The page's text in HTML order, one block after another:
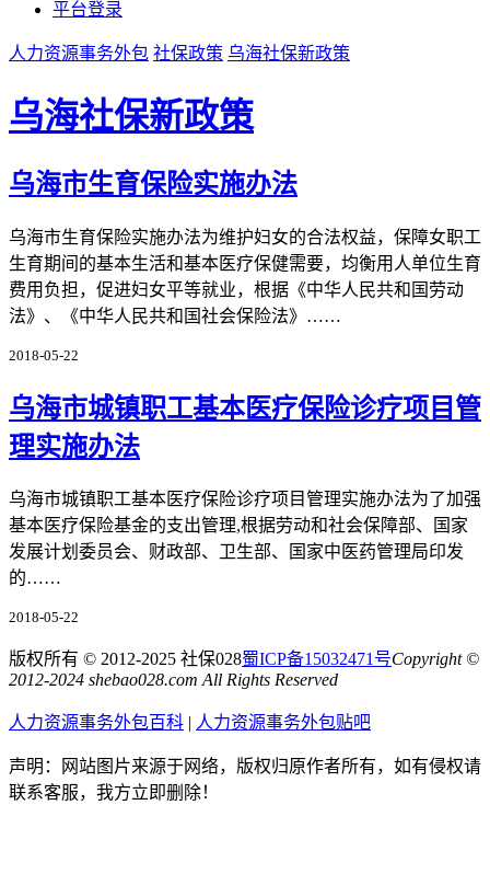
平台登录
人力资源事务外包 社保政策 乌海社保新政策
乌海社保新政策
乌海市生育保险实施办法
乌海市生育保险实施办法为维护妇女的合法权益，保障女职工
生育期间的基本生活和基本医疗保健需要，均衡用人单位生育
费用负担，促进妇女平等就业，根据《中华人民共和国劳动
法》、《中华人民共和国社会保险法》……
2018-05-22
乌海市城镇职工基本医疗保险诊疗项目管
理实施办法
乌海市城镇职工基本医疗保险诊疗项目管理实施办法为了加强
基本医疗保险基金的支出管理,根据劳动和社会保障部、国家
发展计划委员会、财政部、卫生部、国家中医药管理局印发
的……
2018-05-22
版权所有 © 2012-2025 社保028蜀ICP备15032471号Copyright ©
2012-2024 shebao028.com All Rights Reserved
人力资源事务外包百科 人力资源事务外包贴吧
声明：网站图片来源于网络，版权归原作者所有，如有侵权请
联系客服，我方立即删除！